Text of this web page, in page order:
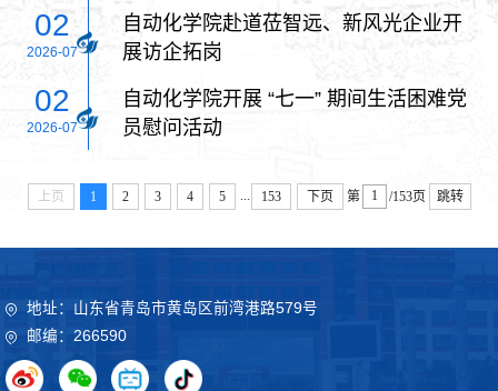
02
2026-07
自动化学院赴道莅智远、新风光企业开
展访企拓岗
02
2026-07
自动化学院开展 “七一” 期间生活困难党
员慰问活动
上页 1 2 3 4 5 153 下页 第 /153页 跳转
地址：山东省青岛市黄岛区前湾港路579号
邮编：266590